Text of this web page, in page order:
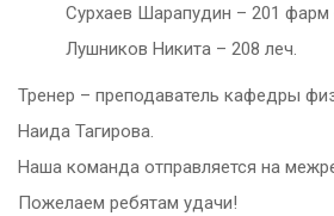
Сурхаев Шарапудин – 201
Лушников Никита – 208 леч.
Тренер – преподаватель кафедры
Наида Тагирова.
Наша команда отправляется на
Пожелаем ребятам удачи!